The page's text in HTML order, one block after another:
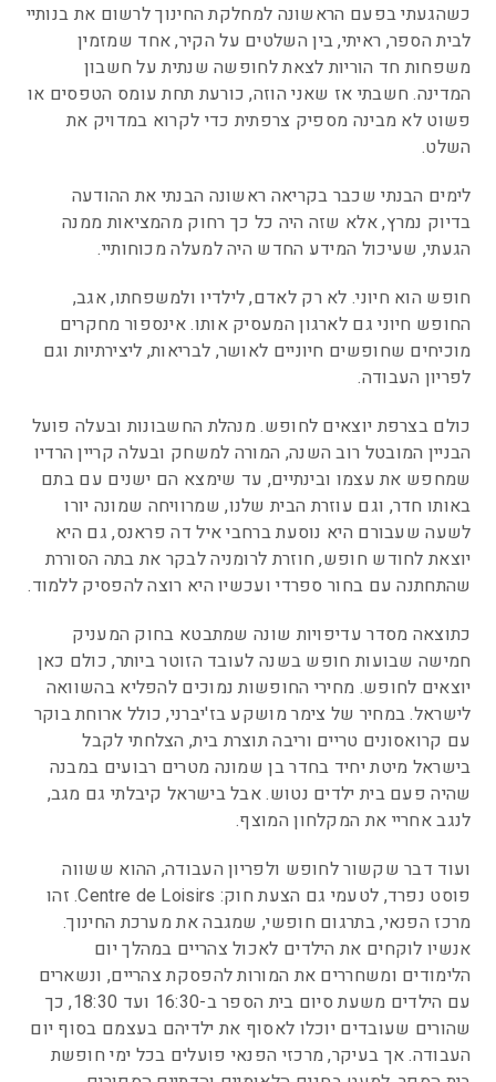
כשהגעתי בפעם הראשונה למחלקת החינוך לרשום את בנותיי
לבית הספר, ראיתי, בין השלטים על הקיר, אחד שמזמין
משפחות חד הוריות לצאת לחופשה שנתית על חשבון
המדינה. חשבתי אז שאני הוזה, כורעת תחת עומס הטפסים או
פשוט לא מבינה מספיק צרפתית כדי לקרוא במדויק את
השלט.
לימים הבנתי שכבר בקריאה ראשונה הבנתי את ההודעה
בדיוק נמרץ, אלא שזה היה כל כך רחוק מהמציאות ממנה
הגעתי, שעיכול המידע החדש היה למעלה מכוחותיי.
חופש הוא חיוני. לא רק לאדם, לילדיו ולמשפחתו, אגב,
החופש חיוני גם לארגון המעסיק אותו. אינספור מחקרים
מוכיחים שחופשים חיוניים לאושר, לבריאות, ליצירתיות וגם
לפריון העבודה.
כולם בצרפת יוצאים לחופש. מנהלת החשבונות ובעלה פועל
הבניין המובטל רוב השנה, המורה למשחק ובעלה קריין הרדיו
שמחפש את עצמו ובינתיים, עד שימצא הם ישנים עם בתם
באותו חדר, וגם עוזרת הבית שלנו, שמרוויחה שמונה יורו
לשעה שעבורם היא נוסעת ברחבי איל דה פראנס, גם היא
יוצאת לחודש חופש, חוזרת לרומניה לבקר את בתה הסוררת
שהתחתנה עם בחור ספרדי ועכשיו היא רוצה להפסיק ללמוד.
כתוצאה מסדר עדיפויות שונה שמתבטא בחוק המעניק
חמישה שבועות חופש בשנה לעובד הזוטר ביותר, כולם כאן
יוצאים לחופש. מחירי החופשות נמוכים להפליא בהשוואה
לישראל. במחיר של צימר מושקע בז'יברני, כולל ארוחת בוקר
עם קרואסונים טריים וריבה תוצרת בית, הצלחתי לקבל
בישראל מיטת יחיד בחדר בן שמונה מטרים רבועים במבנה
שהיה פעם בית ילדים נטוש. אבל בישראל קיבלתי גם מגב,
לנגב אחריי את המקלחון המוצף.
ועוד דבר שקשור לחופש ולפריון העבודה, ההוא ששווה
פוסט נפרד, לטעמי גם הצעת חוק: Centre de Loisirs. זהו
מרכז הפנאי, בתרגום חופשי, שמגבה את מערכת החינוך.
אנשיו לוקחים את הילדים לאכול צהריים במהלך יום
הלימודים ומשחררים את המורות להפסקת צהריים, ונשארים
עם הילדים משעת סיום בית הספר ב-16:30 ועד 18:30, כך
שהורים שעובדים יוכלו לאסוף את ילדיהם בעצמם בסוף יום
העבודה. אך בעיקר, מרכזי הפנאי פועלים בכל ימי חופשת